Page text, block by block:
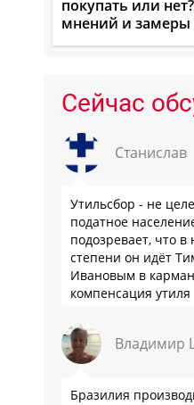
покупать или
мнений и замеры
Сейчас
Станислав
Утильсбор - не
податное
подозревает, что в
степени он идёт
Ивановым в
компенсация утиля
что прям эталон
Владимир
Бразилия